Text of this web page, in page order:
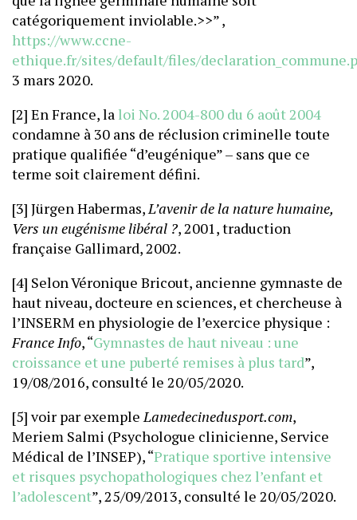
catégoriquement inviolable.>>” ,
https://www.ccne-
ethique.fr/sites/default/files/
3 mars 2020.
[2] En France, la loi No. 2004-800 du 6 août 2004
condamne à 30 ans de réclusion criminelle toute
pratique qualifiée “d’eugénique” – sans que ce
terme soit clairement défini.
[3] Jürgen Habermas,L’avenir de la nature humaine,
Vers un eugénisme libéral ?, 2001, traduction
française Gallimard, 2002.
[4] Selon Véronique Bricout, ancienne gymnaste de
haut niveau, docteure en sciences, et chercheuse à
l’INSERM en physiologie de l’exercice physique :
France Info, “Gymnastes de haut niveau : une
croissance et une puberté remises à plus tard”,
19/08/2016, consulté le 20/05/2020.
[5] voir par exempleLamedecinedusport.com,
Meriem Salmi (Psychologue clinicienne, Service
Médical de l’INSEP), “Pratique sportive intensive
et risques psychopathologiques chez l’enfant et
l’adolescent”, 25/09/2013, consulté le 20/05/2020.